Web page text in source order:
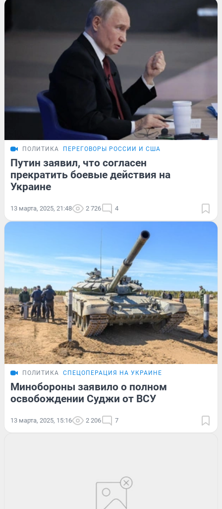
ПОЛИТИКА ПЕРЕГОВОРЫ РОССИИ И США
Путин заявил, что согласен
прекратить боевые действия на
Украине
13 марта, 2025, 21:48 2 726 4
ПОЛИТИКА СПЕЦОПЕРАЦИЯ НА УКРАИНЕ
Минобороны заявило о полном
освобождении Суджи от ВСУ
13 марта, 2025, 15:16 2 206 7